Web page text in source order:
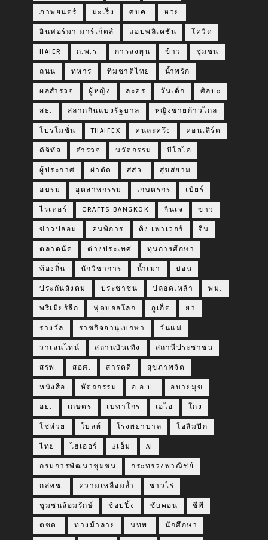
ภาพยนตร์ มะเร็ง ศบค. หวย
อินฟอร์มา มาร์เก็ตส์ แอปพลิเคชัน โควิด
HAIER ก.พ.ร. การลงทุน ข้าว ชุมชน
ถนน ทหาร ทีมชาติไทย น้ำพริก
ผลสำรวจ ผู้หญิง ละคร วันเด็ก ศิลปะ
สธ. สลากกินแบ่งรัฐบาล หญิงชายก้าวไกล
โปรโมชั่น THAIFEX คนละครึ่ง คอนเสิร์ต
ดิจิทัล ตำรวจ นวัตกรรม บีโอไอ
ผู้ประกาศ ผ่าตัด สสว. สุขสยาม
อบรม อุตสาหกรรม เกษตรกร เบียร์
ไรเดอร์ CRAFTS BANGKOK กินเจ ข่าว
ข่าวปลอม คนพิการ คิง เพาเวอร์ จีน
ตลาดนัด ต่างประเทศ ทุนการศึกษา
ท้องถิ่น นักวิชาการ น้ำเมา บ่อน
ประกันสังคม ประชาชน ปลอดเหล้า พม.
พรีเมียร์ลีก ฟุตบอลโลก ภูเก็ต ยา
รางวัล ราชกิจจานุเบกษา วันแม่
วาเลนไทน์ สถานบันเทิง สถานีประชาชน
สรพ. สอศ. สารคดี สุขภาพจิต
หนังสือ หัตถกรรม อ.อ.ป. อบายมุข
อย. เกษตร เบทาโกร เอไอ โกง
โชห่วย โบลท์ โรงพยาบาล โอลิมปิก
ไทย ไฮเออร์ 3เอ็ม AI
กรมการพัฒนาชุมชน กระทรวงพาณิชย์
กสทช. ความเหลื่อมล้ำ ชาวไร่
ชุมชนล้อมรักษ์ ช้อปปิ้ง ซับคอน ซีพี
ตชด. ทางม้าลาย นทพ. นักศึกษา